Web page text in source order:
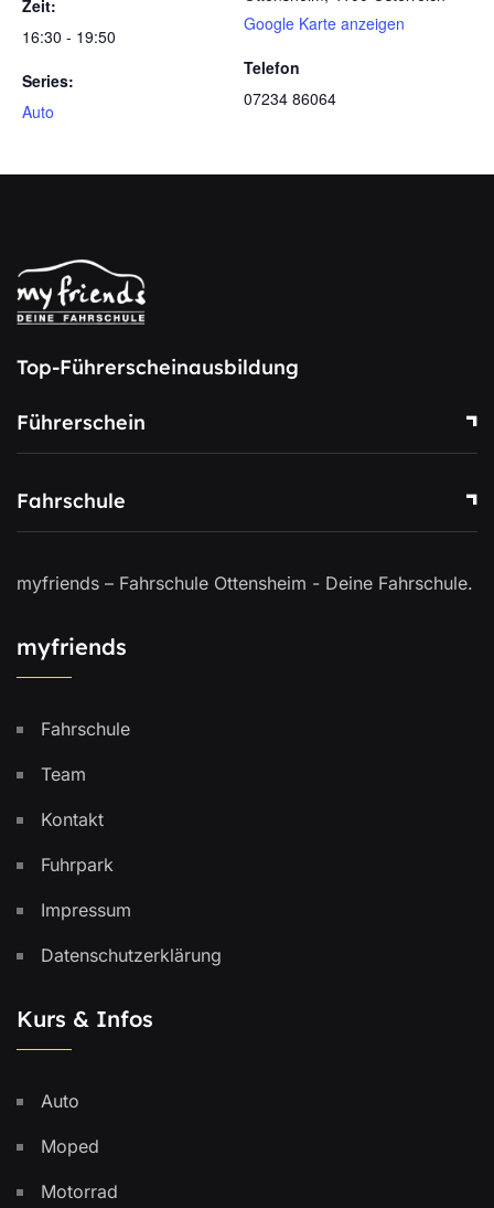
Zeit:
16:30 - 19:50
Series:
Auto
Google Karte anzeigen
Telefon
07234 86064
Top-Führerscheinausbildung
Führerschein
Fahrschule
myfriends – Fahrschule Ottensheim - Deine Fahrschule.
myfriends
Fahrschule
Team
Kontakt
Fuhrpark
Impressum
Datenschutzerklärung
Kurs & Infos
Auto
Moped
Motorrad